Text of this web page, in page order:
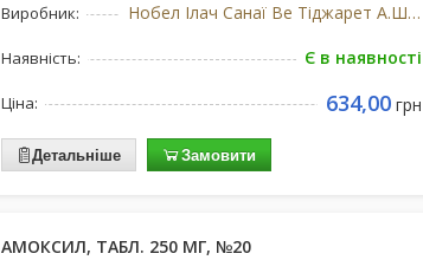
Виробник: Нобел Ілач Санаї Ве Тіджарет А.Ш., Туреччина
Наявність: Є в наявності
Ціна: 634,00грн
Детальніше Замовити
АМОКСИЛ, ТАБЛ. 250 МГ, №20